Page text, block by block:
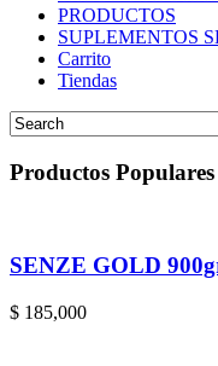
PRODUCTOS
SUPLEMENTOS
Carrito
Tiendas
Productos Populares
SENZE GOLD
$ 185,000